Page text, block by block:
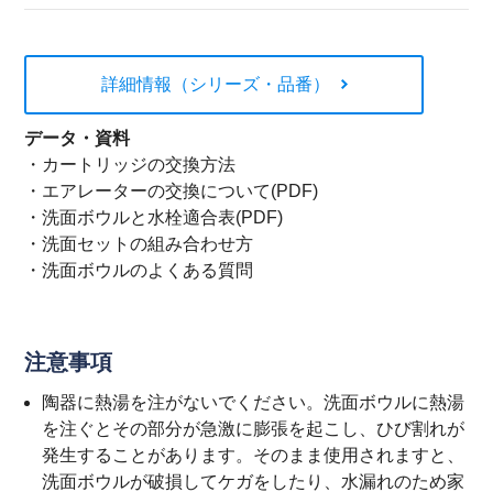
詳細情報（シリーズ・品番）
データ・資料
・ カートリッジの交換方法
・ エアレーターの交換について(PDF)
・洗面ボウルと水栓適合表(PDF)
・洗面セットの組み合わせ方
・洗面ボウルのよくある質問
注意事項
陶器に熱湯を注がないでください。洗面ボウルに熱湯
を注ぐとその部分が急激に膨張を起こし、ひび割れが
発生することがあります。そのまま使用されますと、
洗面ボウルが破損してケガをしたり、水漏れのため家